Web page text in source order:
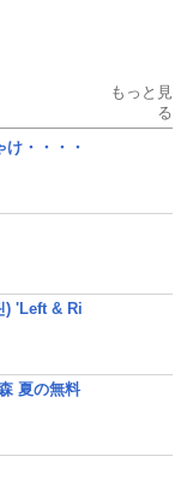
もっと見
る
け・・・・
) 'Left & Ri
夏の無料